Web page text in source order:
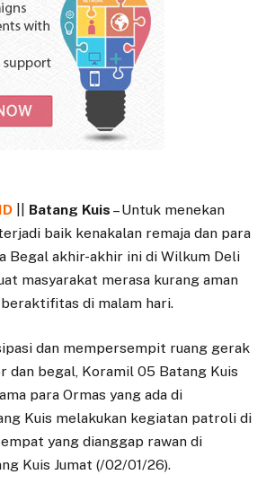
Batang Kuis – Untuk menekan
baik kenakalan remaja dan para
Begal akhir-akhir ini di Wilkum Deli
masyarakat merasa kurang aman
di malam hari.
dan mempersempit ruang gerak
dan begal, Koramil 05 Batang Kuis
para Ormas yang ada di
Kuis melakukan kegiatan patroli di
yang dianggap rawan di
Kuis Jumat (/02/01/26).